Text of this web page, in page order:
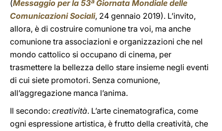
(Messaggio per la 53ª Giornata Mondiale delle
Comunicazioni Sociali, 24 gennaio 2019). L’invito,
allora, è di costruire comunione tra voi, ma anche
comunione tra associazioni e organizzazioni che nel
mondo cattolico si occupano di cinema, per
trasmettere la bellezza dello stare insieme negli eventi
di cui siete promotori. Senza comunione,
all’aggregazione manca l’anima.
Il secondo: creatività. L’arte cinematografica, come
ogni espressione artistica, è frutto della creatività, che